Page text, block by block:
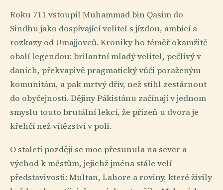
Roku 711 vstoupil Muhammad bin Qasim do
Sindhu jako dospívající velitel s jízdou, ambicí a
rozkazy od Umajjovců. Kroniky ho téměř okamžitě
obalí legendou: brilantní mladý velitel, pečlivý v
daních, překvapivě pragmatický vůči poraženým
komunitám, a pak mrtvý dřív, než stihl zestárnout
do obyčejnosti. Dějiny Pákistánu začínají v jednom
smyslu touto brutální lekcí, že přízeň u dvora je
křehčí než vítězství v poli.
O staletí později se moc přesunula na sever a
východ k městům, jejichž jména stále velí
představivosti: Multan, Lahore a roviny, které živily